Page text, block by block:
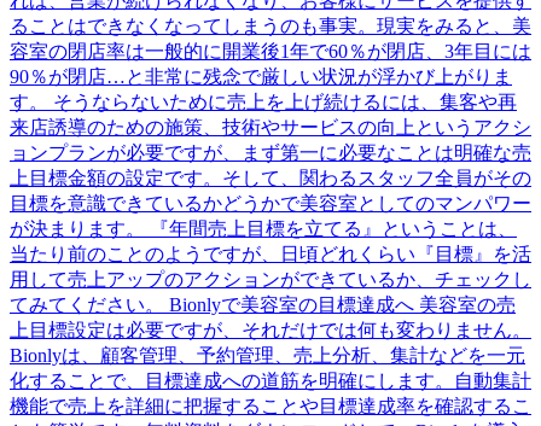
ることはできなくなってしまうのも事実。現実をみると、美
容室の閉店率は一般的に開業後1年で60％が閉店、3年目には
90％が閉店…と非常に残念で厳しい状況が浮かび上がりま
す。 そうならないために売上を上げ続けるには、集客や再
来店誘導のための施策、技術やサービスの向上というアクシ
ョンプランが必要ですが、まず第一に必要なことは明確な売
上目標金額の設定です。そして、関わるスタッフ全員がその
目標を意識できているかどうかで美容室としてのマンパワー
が決まります。 『年間売上目標を立てる』ということは、
当たり前のことのようですが、日頃どれくらい『目標』を活
用して売上アップのアクションができているか、チェックし
てみてください。 Bionlyで美容室の目標達成へ 美容室の売
上目標設定は必要ですが、それだけでは何も変わりません。
Bionlyは、顧客管理、予約管理、売上分析、集計などを一元
化することで、目標達成への道筋を明確にします。自動集計
機能で売上を詳細に把握することや目標達成率を確認するこ